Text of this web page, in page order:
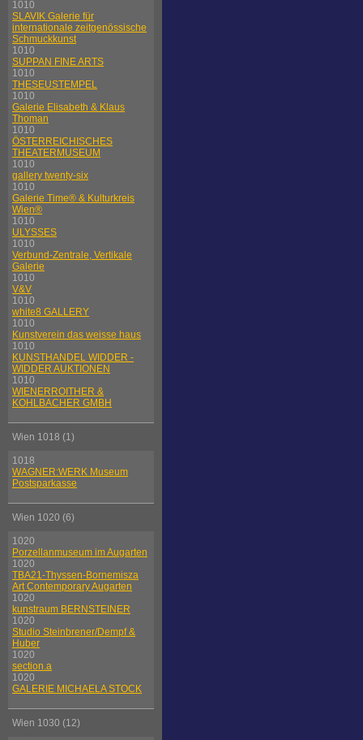
1010
SLAVIK Galerie für
internationale zeitgenössische
Schmuckkunst
1010
SUPPAN FINE ARTS
1010
THESEUSTEMPEL
1010
Galerie Elisabeth & Klaus
Thoman
1010
ÖSTERREICHISCHES
THEATERMUSEUM
1010
gallery twenty-six
1010
Galerie Time® & Kulturkreis
Wien®
1010
ULYSSES
1010
Verbund-Zentrale, Vertikale
Galerie
1010
V&V
1010
white8 GALLERY
1010
Kunstverein das weisse haus
1010
KUNSTHANDEL WIDDER -
WIDDER AUKTIONEN
1010
WIENERROITHER &
KOHLBACHER GMBH
Wien 1018 (1)
1018
WAGNER:WERK Museum
Postsparkasse
Wien 1020 (6)
1020
Porzellanmuseum im Augarten
1020
TBA21-Thyssen-Bornemisza
Art Contemporary Augarten
1020
kunstraum BERNSTEINER
1020
Studio Steinbrener/Dempf &
Huber
1020
section.a
1020
GALERIE MICHAELA STOCK
Wien 1030 (12)